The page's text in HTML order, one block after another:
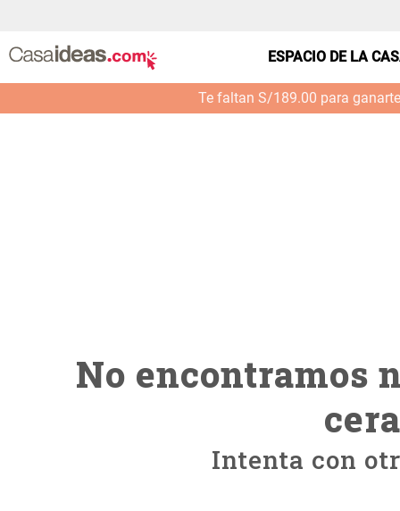
ESPACIO DE LA
Te faltan S/189.00 para
No encontramos
Intenta con